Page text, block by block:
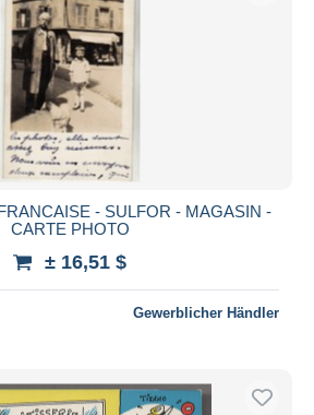
- SULFOR - MAGASIN -
CARTE PHOTO
± 16,51 $
Gewerblicher Händler